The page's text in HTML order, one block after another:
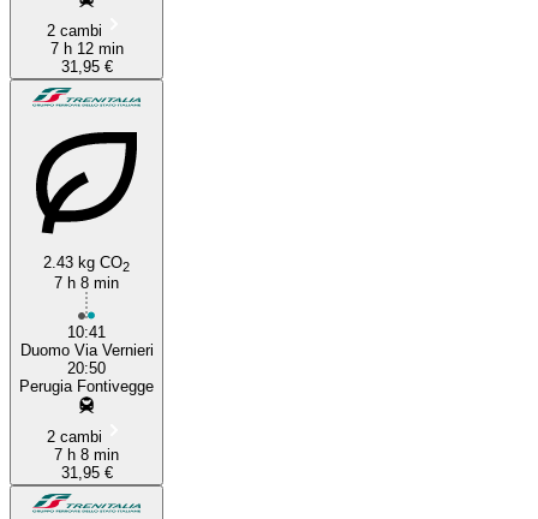
2 cambi
7 h 12 min
31,95 €
2.43 kg CO2
7 h 8 min
10:41
Duomo Via Vernieri
20:50
Perugia Fontivegge
2 cambi
7 h 8 min
31,95 €